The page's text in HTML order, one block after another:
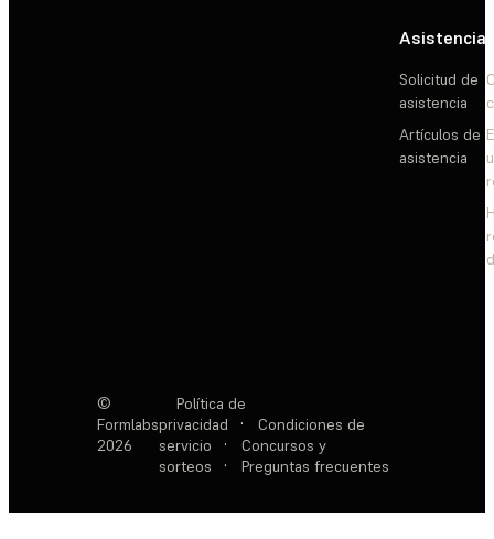
Asistencia
Solicitud de
asistencia
Artículos de
asistencia
©
Formlabs
2026
Política de
privacidad
·
Condiciones de
servicio
·
Concursos y
sorteos
· Preguntas frecuentes